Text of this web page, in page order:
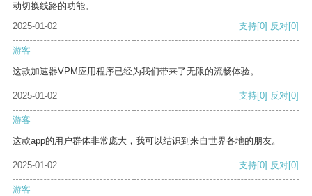
动切换线路的功能。
2025-01-02
支持[0] 反对[0]
游客
这款加速器VPM应用程序已经为我们带来了无限的流畅体验。
2025-01-02 支持[0] 反对[0]
游客
这款app的用户群体非常庞大，我可以结识到来自世界各地的朋友。
2025-01-02 支持[0] 反对[0]
游客